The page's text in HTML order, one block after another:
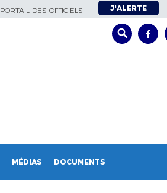
PORTAIL DES OFFICIELS J'ALERTE
MÉDIAS DOCUMENTS